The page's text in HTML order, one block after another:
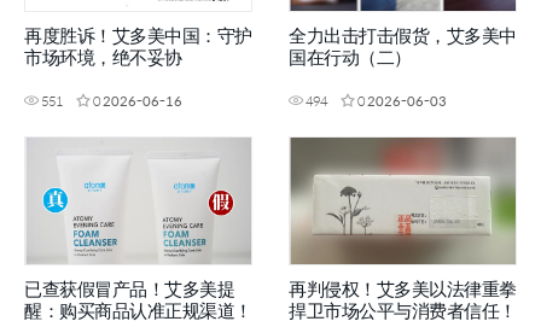
再度胜诉！艾多美中国：守护
市场环境，绝不妥协
551 02026-06-16
全力出击打击假货，艾多美中
国在行动（二）
494 02026-06-03
已查获假冒产品！艾多美提
醒：购买商品认准正规渠道！
再判侵权！艾多美以法律重拳
捍卫市场公平与消费者信任！